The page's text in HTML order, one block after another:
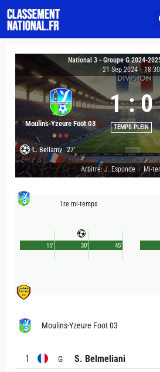
National 3 - Groupe G 2024-
21 Sep 2024 - 18:30
Moulins-Yzeure Foot 03
1 : 0
TEMPS PLEIN
L. Bellamy 27'
Arbitre: J. Esponde | Mi-
1re mi-temps
45'
15' 30'
Moulins-Yzeure Foot 03
1 G
S. Belmeliani